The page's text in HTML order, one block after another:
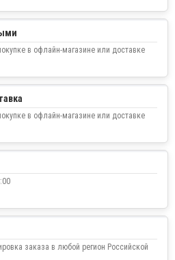
в офлайн-магазине или доставке
в офлайн-магазине или доставке
заказа в любой регион Российской